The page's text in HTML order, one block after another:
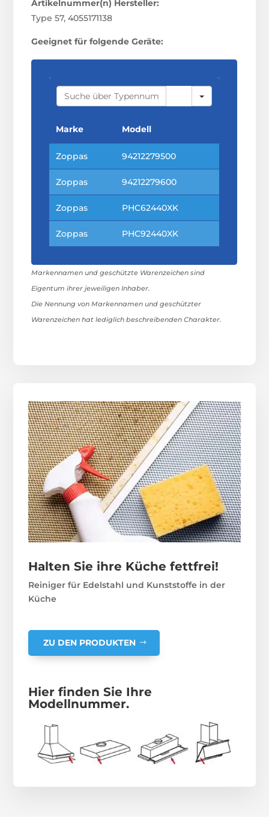
Artikelnummer(n) Hersteller:
Type 57, 4055171138
Geeignet für folgende Geräte:
S
A
C
H
Marke Modell
Zoppas 94212279500
Zoppas 94212279600
Zoppas PHC62440XK
Zoppas PHC92440XK
Markennamen und geschützte Warenzeichen sind
Eigentum ihrer jeweiligen Inhaber.
Die Nennung von Markennamen und geschützter
Warenzeichen hat lediglich beschreibenden Charakter.
Halten Sie ihre Küche fettfrei!
Reiniger für Edelstahl und Kunststoffe in der
Küche
ZU DEN PRODUKTEN
Hier finden Sie Ihre
Modellnummer.